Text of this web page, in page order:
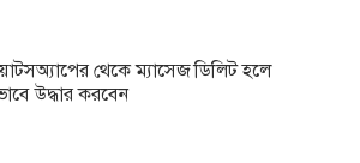
থেকে ম্যাসেজ ডিলিট হলে
উদ্ধার করবেন